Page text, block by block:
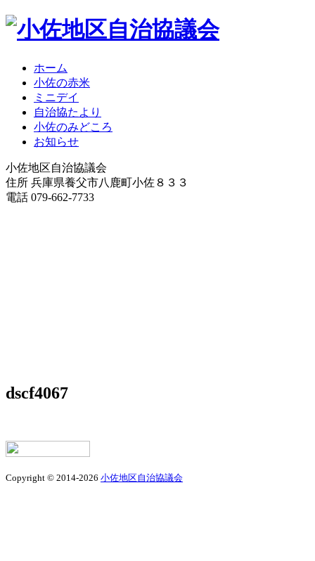
ホーム
小佐の赤米
ミニデイ
自治協たより
小佐のみどころ
お知らせ
小佐地区自治協議会
住所 兵庫県養父市八鹿町小佐８３３
電話 079-662-7733
dscf4067
Copyright © 2014-2026 小佐地区自治協議会